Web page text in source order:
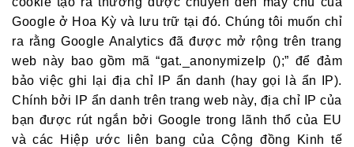
Google ở Hoa Kỳ và lưu trữ tại đó. Chúng tôi muốn chỉ
ra rằng Google Analytics đã được mở rộng trên trang
web này bao gồm mã “gat._anonymizeIp ();” để đảm
bảo việc ghi lại địa chỉ IP ẩn danh (hay gọi là ẩn IP).
Chính bởi IP ẩn danh trên trang web này, địa chỉ IP của
bạn được rút ngắn bởi Google trong lãnh thổ của EU
và các Hiệp ước liên bang của Cộng đồng Kinh tế